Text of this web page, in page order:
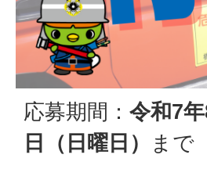
応募期間： 令和7
日（日曜日）
まで